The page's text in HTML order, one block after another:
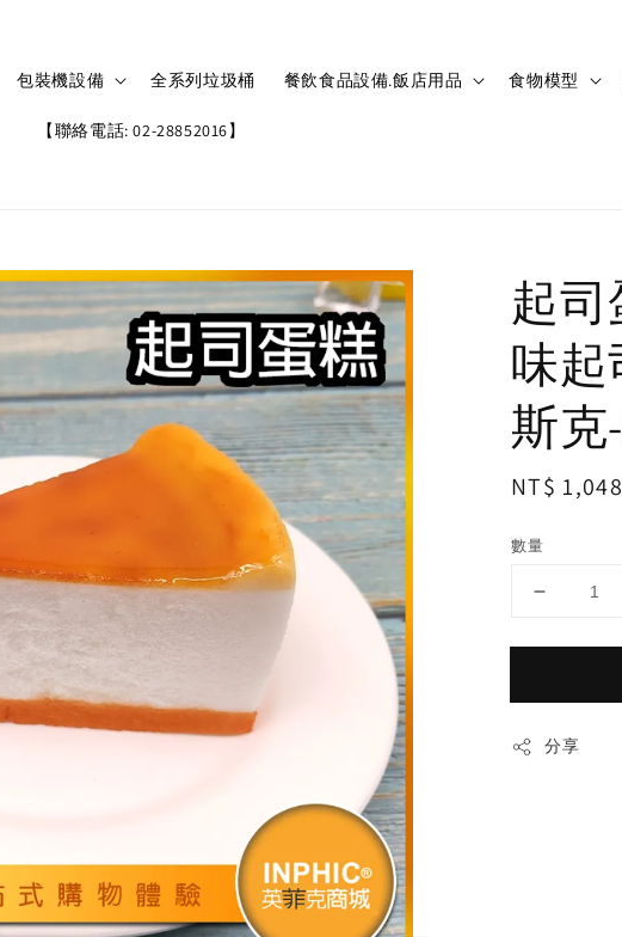
包裝機設備 全系列垃圾桶 餐飲食品設備.飯店用品 食物模型
【聯絡電話: 02-28852016】
起
味起
斯克
Regular
NT$ 1,048
數量
分享